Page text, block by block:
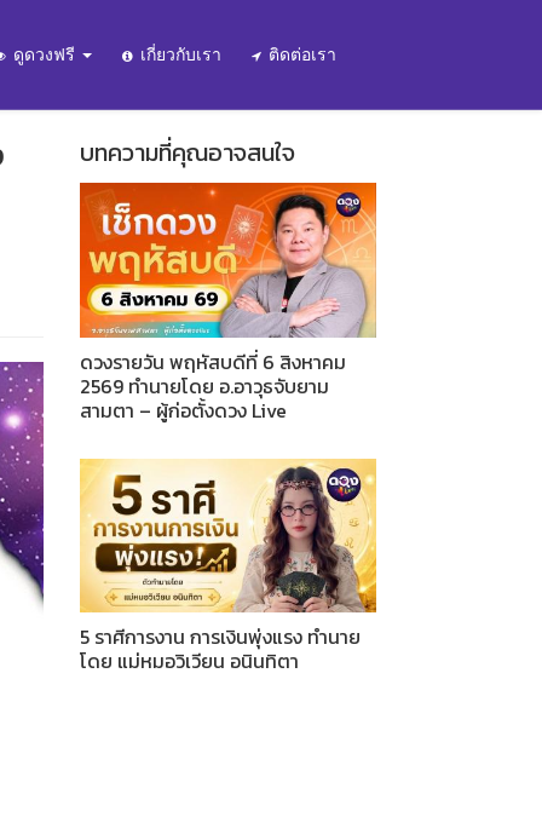
ดูดวงฟรี เกี่ยวกับเรา ติดต่อเรา
บทความที่คุณอาจสนใจ
ดวงรายวัน พฤหัสบดีที่ 6 สิงหาคม
2569 ทำนายโดย อ.อาวุธจับยาม
สามตา – ผู้ก่อตั้งดวง Live
5 ราศีการงาน การเงินพุ่งแรง ทำนาย
โดย แม่หมอวิเวียน อนินทิตา